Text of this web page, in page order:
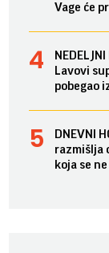
Vage će
Lavovi
pobegao
DNEVNI
razmišlja
koja se ne